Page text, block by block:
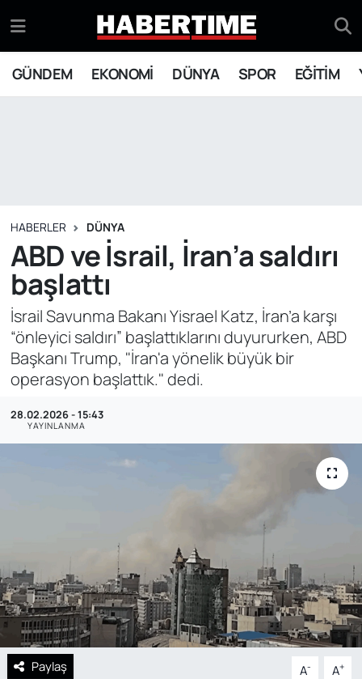
GÜNDEM EKONOMİ DÜNYA SPOR EĞİTİM
HABERLER DÜNYA
ABD ve İsrail, İran’a saldırı
başlattı
İsrail Savunma Bakanı Yisrael Katz, İran’a karşı
“önleyici saldırı” başlattıklarını duyururken, ABD
Başkanı Trump, "İran'a yönelik büyük bir
operasyon başlattık." dedi.
28.02.2026 - 15:43
YAYINLANMA
Paylaş A- A+
EKONOMİ
EĞİTİM
YAŞAM
SİYASET
ASAYİŞ
SAĞLIK
Eskişehir Nöbetçi Eczaneler
Eskişehir Hava Durumu
Süper Lig Puan Durumu ve Fikstür
Tüm Manşetler
Son Dakika Haberleri
Haber Arşivi